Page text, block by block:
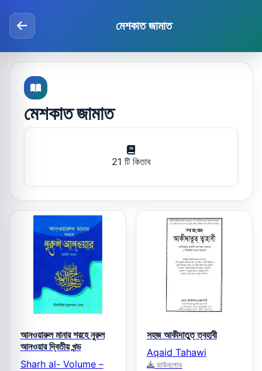
মেশকাত জামাত
মেশকাত জামাত
21 টি কিতাব
আনওয়ারুল মানার শরহে নুরুল
আনওয়ার দ্বিতীয় খন্ড
Sharh al- Volume –
সহজ আকীদাতুত্ ‌ত্বহাবী
Aqaid Tahawi
ডাউনলোড